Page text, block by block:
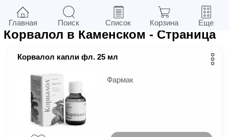
Фильтры 8 Каменское
Корвалол в Каменском - Страница
Корвалол капли фл. 25 мл
Фармак
Главная Поиск Список Корзина Еще